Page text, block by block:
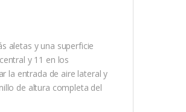
aletas y una superficie
y 11 en los
la entrada de aire lateral y
de altura completa del